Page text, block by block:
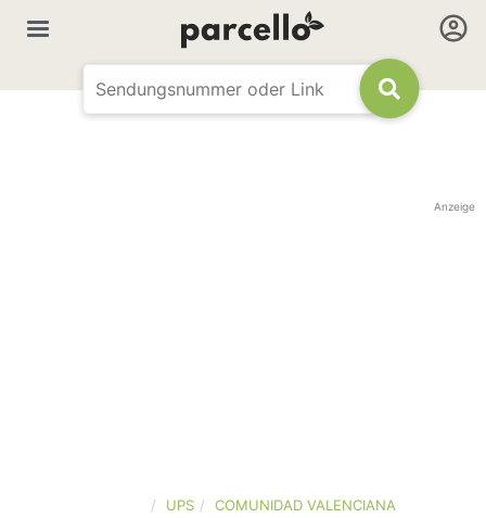
Anzeige
UPS COMUNIDAD VALENCIANA